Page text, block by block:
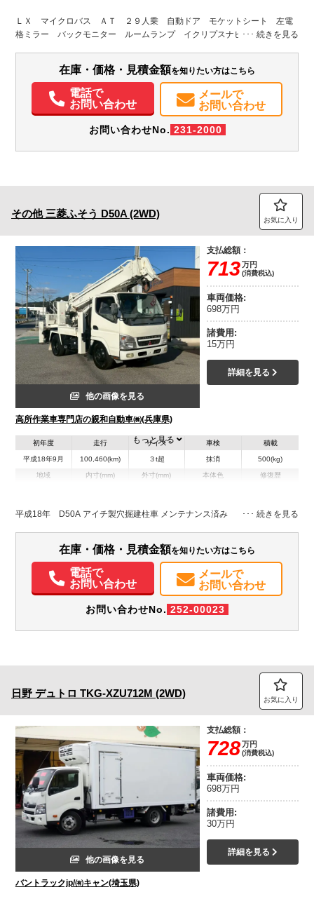
装備情報
パワステ
バックモニター
ＬＸ マイクロバス ＡＴ ２９人乗 自動ドア モケットシート 左電
格ミラー バックモニター ルームランプ イクリプスナビ／地デジＴ
在庫・価格・見積金額を知りたい方はこちら
電話で
お問い合わせ
メールで
お問い合わせ
お問い合わせNo. 231-2000
その他 三菱ふそう D50A (2WD) お気に入り
他の画像を見る
高所作業車専門店の親和自動車㈱(兵庫県)
支払総額：
713万円
(消費税込)
車両価格:
698万円
諸費用:
15万円
詳細を見る
初年度
平成18年9月
走行
100,460(km)
サイズ
３t超
車検
抹消
積載
500(kg)
地域 内寸(mm) 外寸(mm) 本体色 修復歴
装備情報
パワステ パワーウィンドウ ABS エアバッグ
もっと見る
平成18年 D50A アイチ製穴掘建柱車 メンテナンス済み
在庫・価格・見積金額を知りたい方はこちら
電話で
お問い合わせ
メールで
お問い合わせ
お問い合わせNo. 252-00023
日野 デュトロ TKG-XZU712M (2WD) お気に入り
他の画像を見る
バントラックjp/㈲キャン(埼玉県)
支払総額：
728万円
(消費税込)
車両価格:
698万円
諸費用:
30万円
詳細を見る